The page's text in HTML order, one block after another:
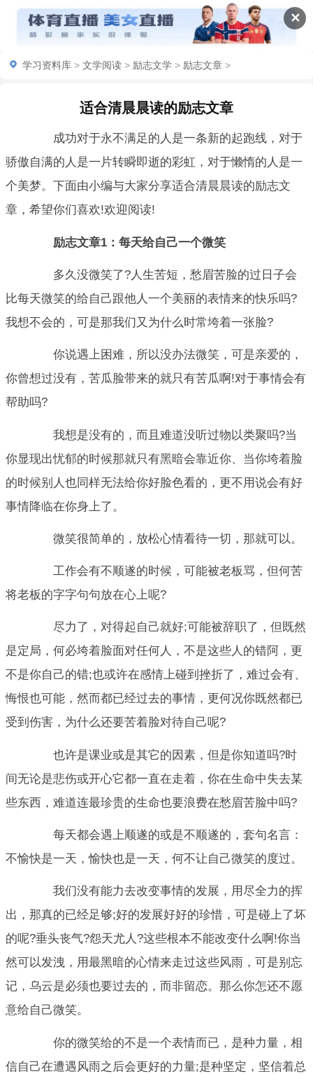
✕
学习资料库 > 文学阅读 > 励志文学 > 励志文章 >
适合清晨晨读的励志文章
成功对于永不满足的人是一条新的起跑线，对于
骄傲自满的人是一片转瞬即逝的彩虹，对于懒惰的人是一
个美梦。下面由小编与大家分享适合清晨晨读的励志文
章，希望你们喜欢!欢迎阅读!
励志文章1：每天给自己一个微笑
多久没微笑了?人生苦短，愁眉苦脸的过日子会
比每天微笑的给自己跟他人一个美丽的表情来的快乐吗?
我想不会的，可是那我们又为什么时常垮着一张脸?
你说遇上困难，所以没办法微笑，可是亲爱的，
你曾想过没有，苦瓜脸带来的就只有苦瓜啊!对于事情会有
帮助吗?
我想是没有的，而且难道没听过物以类聚吗?当
你显现出忧郁的时候那就只有黑暗会靠近你、当你垮着脸
的时候别人也同样无法给你好脸色看的，更不用说会有好
事情降临在你身上了。
微笑很简单的，放松心情看待一切，那就可以。
工作会有不顺遂的时候，可能被老板骂，但何苦
将老板的字字句句放在心上呢?
尽力了，对得起自己就好;可能被辞职了，但既然
是定局，何必垮着脸面对任何人，不是这些人的错阿，更
不是你自己的错;也或许在感情上碰到挫折了，难过会有、
悔恨也可能，然而都已经过去的事情，更何况你既然都已
受到伤害，为什么还要苦着脸对待自己呢?
也许是课业或是其它的因素，但是你知道吗?时
间无论是悲伤或开心它都一直在走着，你在生命中失去某
些东西，难道连最珍贵的生命也要浪费在愁眉苦脸中吗?
每天都会遇上顺遂的或是不顺遂的，套句名言：
不愉快是一天，愉快也是一天，何不让自己微笑的度过。
我们没有能力去改变事情的发展，用尽全力的挥
出，那真的已经足够;好的发展好好的珍惜，可是碰上了坏
的呢?垂头丧气?怨天尤人?这些根本不能改变什么啊!你当
然可以发洩，用最黑暗的心情来走过这些风雨，可是别忘
记，乌云是必须也要过去的，而非留恋。那么你怎还不愿
意给自己微笑。
你的微笑给的不是一个表情而已，是种力量，相
信自己在遭遇风雨之后会更好的力量;是种坚定，坚信着总